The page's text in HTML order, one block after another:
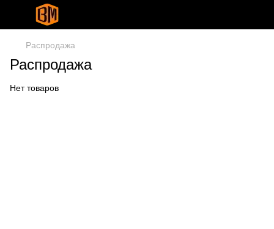
Распродажа
Распродажа
Нет товаров